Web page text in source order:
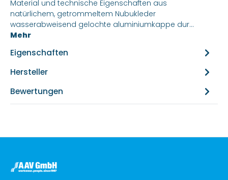
Material und technische Eigenschaften aus
natürlichem, getrommeltem Nubukleder
wasserabweisend gelochte aluminiumkappe dur…
Mehr
Eigenschaften
Hersteller
Bewertungen